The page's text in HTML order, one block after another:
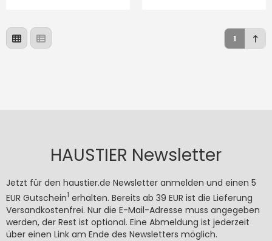
1
HAUSTIER Newsletter
Jetzt für den haustier.de Newsletter anmelden und einen 5
EUR Gutschein1 erhalten. Bereits ab 39 EUR ist die Lieferung
Versandkostenfrei. Nur die E-Mail-Adresse muss angegeben
werden, der Rest ist optional. Eine Abmeldung ist jederzeit
über einen Link am Ende des Newsletters möglich.